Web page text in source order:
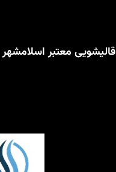
قالیشویی معتبر اسلامشهر